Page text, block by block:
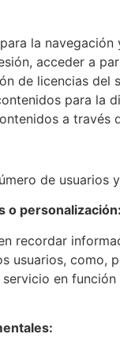
la
acceder a
de licencias del
para la
a través
de usuarios
o personalización:
recordar
usuarios, como,
en